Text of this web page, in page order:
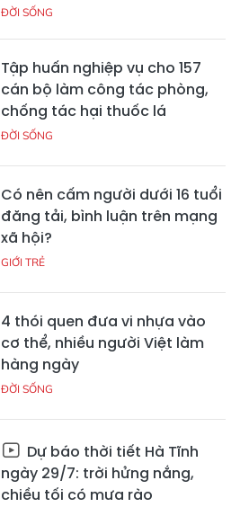
ĐỜI SỐNG
Tập huấn nghiệp vụ cho 157
cán bộ làm công tác phòng,
chống tác hại thuốc lá
ĐỜI SỐNG
Có nên cấm người dưới 16 tuổi
đăng tải, bình luận trên mạng
xã hội?
GIỚI TRẺ
4 thói quen đưa vi nhựa vào
cơ thể, nhiều người Việt làm
hàng ngày
ĐỜI SỐNG
Dự báo thời tiết Hà Tĩnh
ngày 29/7: trời hửng nắng,
chiều tối có mưa rào